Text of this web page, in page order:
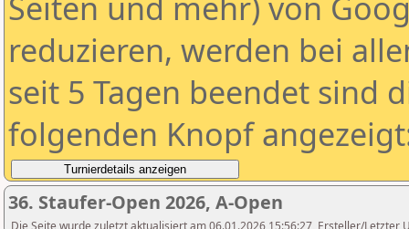
reduzieren, werden bei
seit 5 Tagen beendet sind
folgenden Knopf
36. Staufer-Open 2026, A-Open
Die Seite wurde zuletzt aktualisiert am 06.01.2026 15:56:27, Ersteller/Letzter